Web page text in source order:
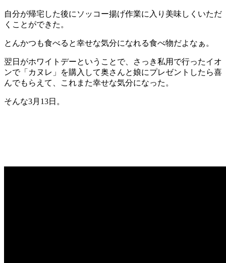
自分が帰宅した後にソッコー揚げ作業に入り美味しくいただ
くことができた。
とんかつも食べると幸せな気分になれる食べ物だよなぁ。
翌日がホワイトデーということで、さっき私用で行ったイオ
ンで「カヌレ」を購入して奥さんと娘にプレゼントしたら喜
んでもらえて、これまた幸せな気分になった。
そんな3月13日。